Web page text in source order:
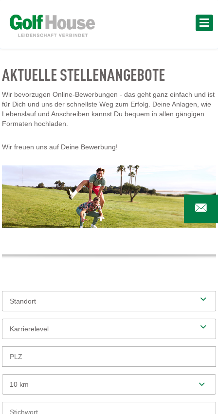
AKTUELLE STELLENANGEBOTE
Wir bevorzugen Online-Bewerbungen - das geht ganz einfach und ist
für Dich und uns der schnellste Weg zum Erfolg. Deine Anlagen, wie
Lebenslauf und Anschreiben kannst Du bequem in allen gängigen
Formaten hochladen.
Wir freuen uns auf Deine Bewerbung!
Standort
Karrierelevel
10 km